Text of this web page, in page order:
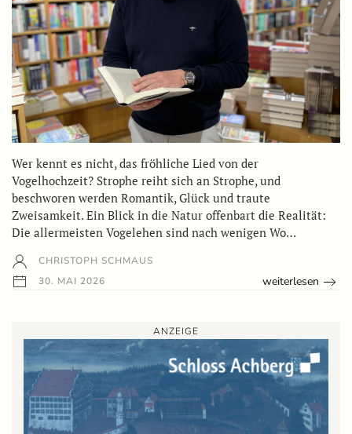
Wer kennt es nicht, das fröhliche Lied von der
Vogelhochzeit? Strophe reiht sich an Strophe, und
beschworen werden Romantik, Glück und traute
Zweisamkeit. Ein Blick in die Natur offenbart die Realität:
Die allermeisten Vogelehen sind nach wenigen Wo…
CHRISTOPH SCHMAUS
30. MAI 2026
weiterlesen
ANZEIGE